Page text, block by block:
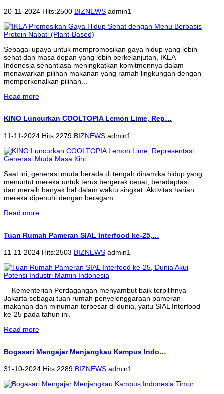
20-11-2024 Hits:2500 BIZNEWS admin1
Sebagai upaya untuk mempromosikan gaya hidup yang lebih
sehat dan masa depan yang lebih berkelanjutan, IKEA
Indonesia senantiasa meningkatkan komitmennya dalam
menawarkan pilihan makanan yang ramah lingkungan dengan
memperkenalkan pilihan...
Read more
KINO Luncurkan COOLTOPIA Lemon Lime, Rep…
11-11-2024 Hits:2279 BIZNEWS admin1
Saat ini, generasi muda berada di tengah dinamika hidup yang
menuntut mereka untuk terus bergerak cepat, beradaptasi,
dan meraih banyak hal dalam waktu singkat. Aktivitas harian
mereka dipenuhi dengan beragam...
Read more
Tuan Rumah Pameran SIAL Interfood ke-25,…
11-11-2024 Hits:2503 BIZNEWS admin1
Kementerian Perdagangan menyambut baik terpilihnya
Jakarta sebagai tuan rumah penyelenggaraan pameran
makanan dan minuman terbesar di dunia, yaitu SIAL Interfood
ke-25 pada tahun ini.
Read more
Bogasari Mengajar Menjangkau Kampus Indo…
31-10-2024 Hits:2289 BIZNEWS admin1